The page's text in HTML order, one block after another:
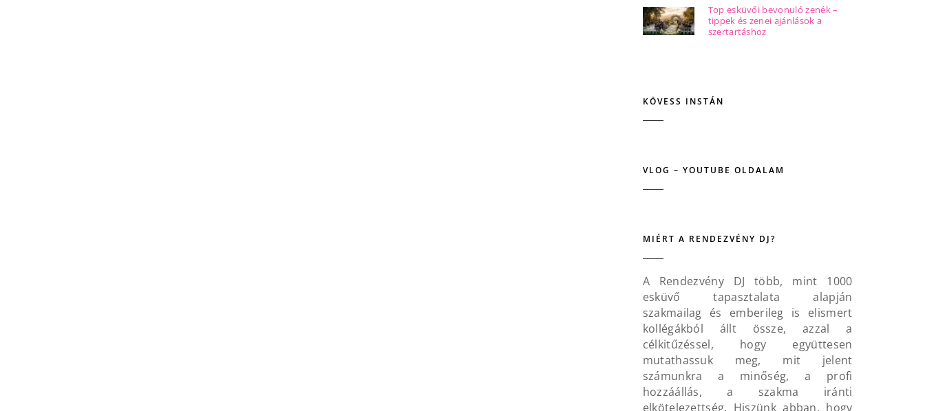
Top esküvői bevonuló zenék –
tippek és zenei ajánlások a
szertartáshoz
KÖVESS INSTÁN
VLOG – YOUTUBE OLDALAM
MIÉRT A RENDEZVÉNY DJ?
A Rendezvény DJ több, mint 1000
esküvő tapasztalata alapján
szakmailag és emberileg is elismert
kollégákból állt össze, azzal a
célkitűzéssel, hogy együttesen
mutathassuk meg, mit jelent
számunkra a minőség, a profi
hozzáállás, a szakma iránti
elkötelezettség. Hiszünk abban, hogy